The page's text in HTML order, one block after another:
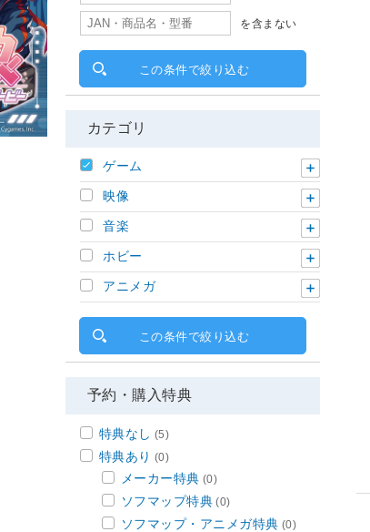
を含まない
この条件で絞り込む
カテゴリ
ゲーム
映像
音楽
ホビー
アニメガ
この条件で絞り込む
予約・購入特典
特典なし (5)
特典あり (0)
メーカー特典 (0)
ソフマップ特典 (0)
ソフマップ・アニメガ特典 (0)